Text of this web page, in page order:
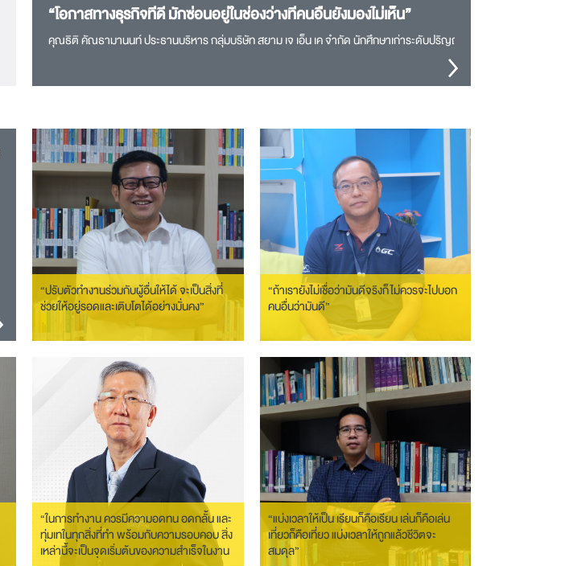
“โอกาสทางธุรกิจที่ดี มักซ่อนอยู่ในช่องว่างที่คนอื่นยังมองไม่เห็น”
คุณธิติ คัณธามานนท์ ประธานบริหาร กลุ่มบริษัท สยาม เจ เอ็น เค จำกัด นักศึกษาเก่าระดับปริญญาตรี ภาควิชาวิศวกร
“ปรับตัวทำงานร่วมกับผู้อื่นให้ได้ จะเป็นสิ่งที่
ช่วยให้อยู่รอดและเติบโตได้อย่างมั่นคง”
“ถ้าเรายังไม่เชื่อว่ามันดีจริงก็ไม่ควรจะไปบอก
คนอื่นว่ามันดี”
“ในการทำงาน ควรมีความอดทน อดกลั้น และ
ทุ่มเทในทุกสิ่งที่ทำ พร้อมกับความรอบคอบ สิ่ง
เหล่านี้จะเป็นจุดเริ่มต้นของความสำเร็จในงาน
“แบ่งเวลาให้เป็น เรียนก็คือเรียน เล่นก็คือเล่น
เที่ยวก็คือเที่ยว แบ่งเวลาให้ถูกแล้วชีวิตจะ
สมดุล”